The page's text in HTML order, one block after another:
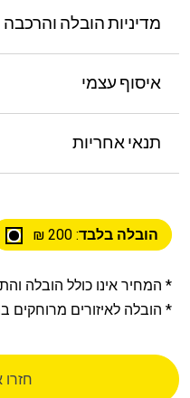
מדיניות הובלה והרכבה
איסוף עצמי
תנאי אחריות
הובלה בלבד: 200 ₪
* המחיר אינו כולל הובלה
* הובלה לאיזורים